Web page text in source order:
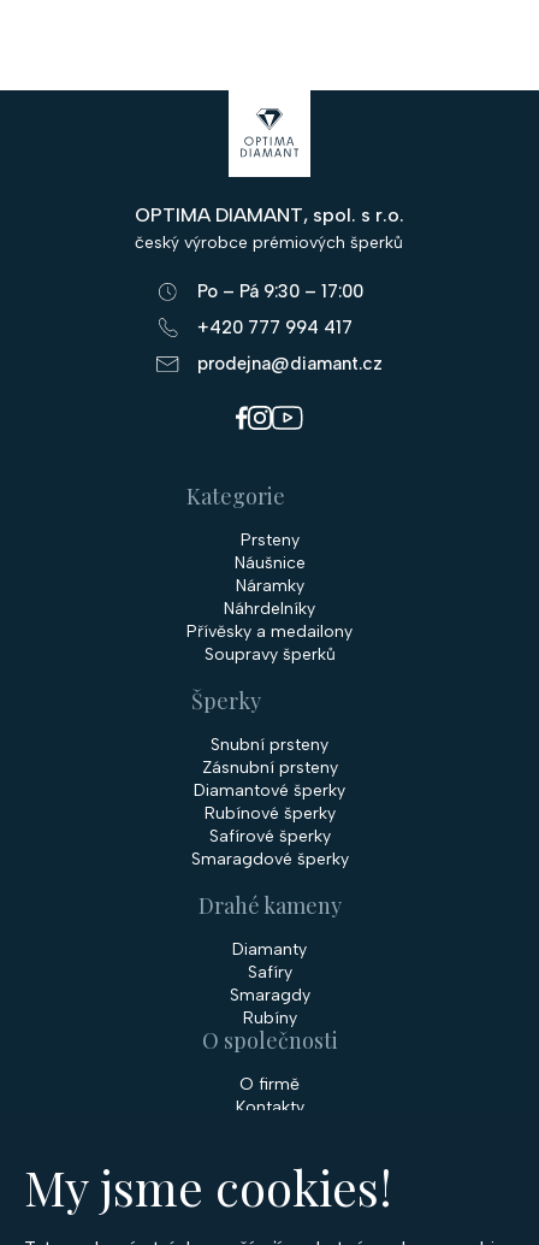
My jsme cookies!
OPTIMA DIAMANT, spol. s r.o.
český výrobce prémiových šperků
Po – Pá 9:30 – 17:00
+420 777 994 417
prodejna@diamant.cz
Kategorie
Prsteny
Náušnice
Náramky
Náhrdelníky
Přívěsky a medailony
Soupravy šperků
Šperky
Snubní prsteny
Zásnubní prsteny
Diamantové šperky
Rubínové šperky
Safírové šperky
Smaragdové šperky
Drahé kameny
Diamanty
Safíry
Smaragdy
Rubíny
O společnosti
O firmě
Kontakty
Služby